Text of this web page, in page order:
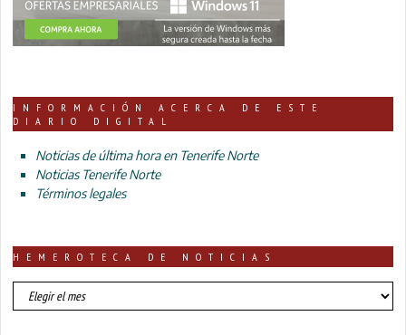
INFORMACIÓN ACERCA DE ESTE
DIARIO DIGITAL
Noticias de última hora en Tenerife Norte
Noticias Tenerife Norte
Términos legales
HEMEROTECA DE NOTICIAS
HEMEROTECA
DE